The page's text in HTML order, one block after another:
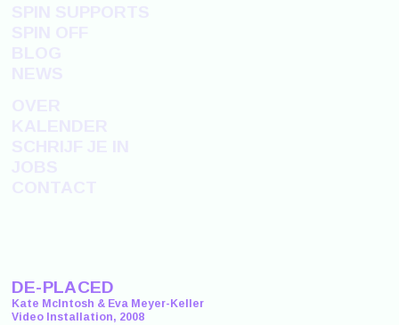
DE-PLACED
Kate McIntosh & Eva Meyer-Keller
Video Installation, 2008